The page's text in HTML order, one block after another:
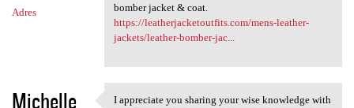
Adres
bomber jacket & coat.
https://leatherjacketoutfits.com/mens-leather-
jackets/leather-bomber-jac...
Michelle
I appreciate you sharing your wise knowledge with